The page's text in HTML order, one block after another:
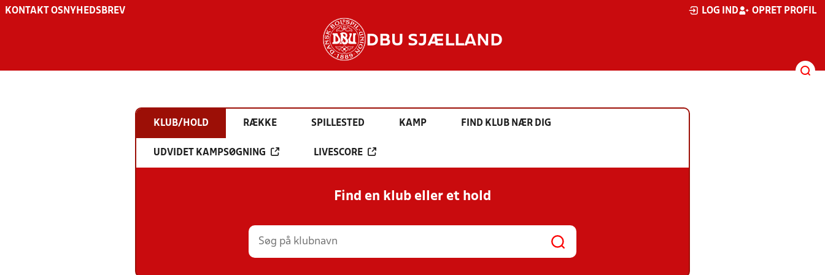
KONTAKT OS NYHEDSBREV LOG IND OPRET PROFIL
DBU SJÆLLAND
KLUB/HOLD RÆKKE SPILLESTED KAMP FIND KLUB NÆR DIG
UDVIDET KAMPSØGNING LIVESCORE
Find en klub eller et hold